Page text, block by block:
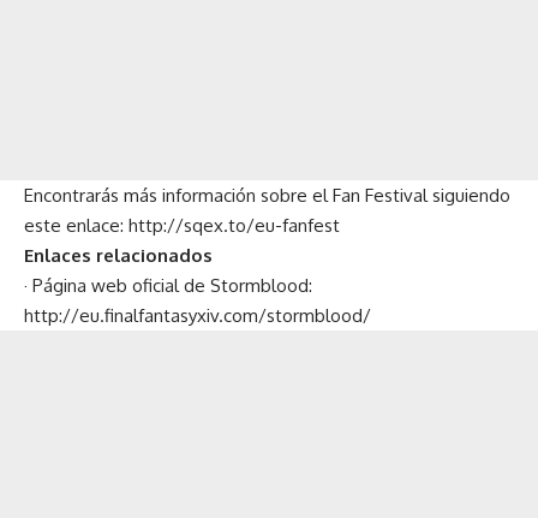
Encontrarás más información sobre el Fan Festival siguiendo
este enlace: http://sqex.to/eu-fanfest
Enlaces relacionados
· Página web oficial de Stormblood:
http://eu.finalfantasyxiv.com/stormblood/